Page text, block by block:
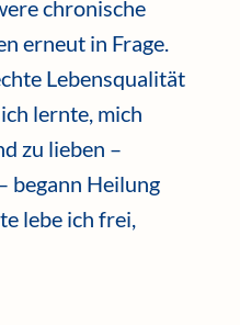
chronische
erneut in Frage.
Lebensqualität
lernte, mich
zu lieben –
begann Heilung
lebe ich frei,